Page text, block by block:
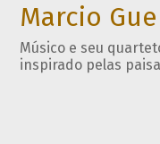
Marcio
Músico e seu
inspirado pelas